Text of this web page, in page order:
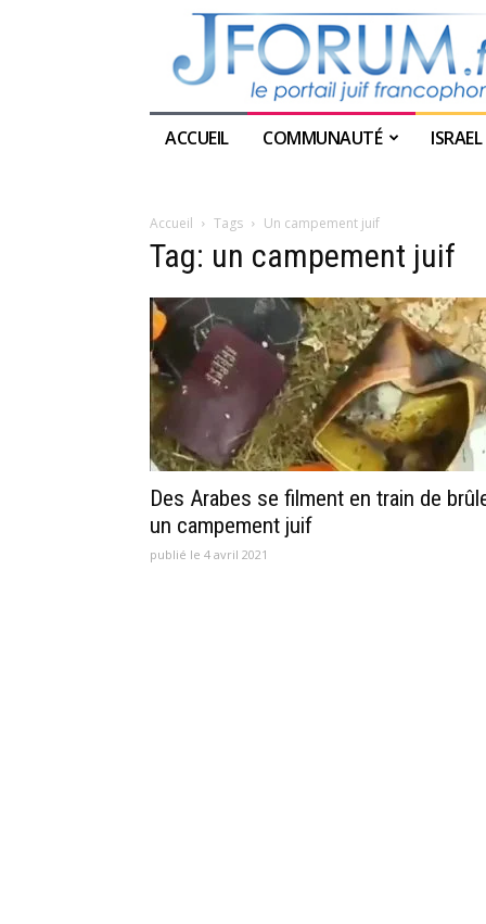
ACCUEIL COMMUNAUTÉ ISRAEL
Accueil Tags Un campement juif
Tag: un campement juif
Des Arabes se filment en train de
un campement juif
publié le 4 avril 2021